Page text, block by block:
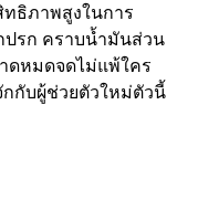
ทธิภาพสูงในการ
ปรก คราบน้ำมันส่วน
ดหมดจดไม่แพ้ใคร
กกับผู้ช่วยตัวใหม่ตัวนี้